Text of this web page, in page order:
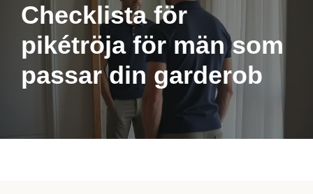
Checklista för
pikétröja för män som
passar din garderob